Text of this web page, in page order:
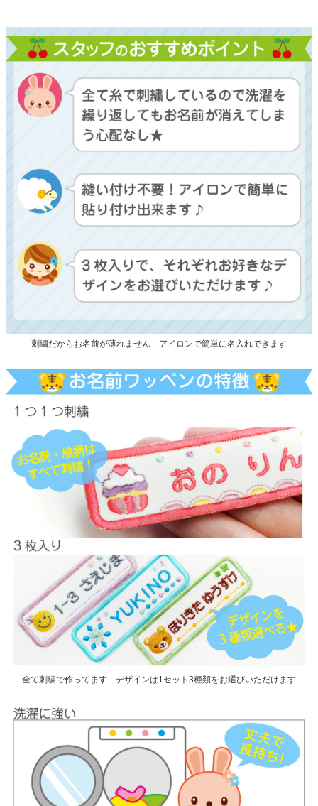
刺繍だからお名前が薄れません アイロンで簡単に名入れできます
全て刺繍で作ってます デザインは1セット3種類をお選びいただけます